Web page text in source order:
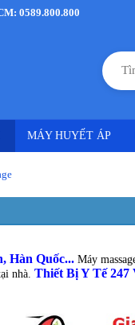
0589.800.800
MÁY HUYẾT ÁP
Hàn Quốc... Máy
nhà. Thiết Bị Y Tế